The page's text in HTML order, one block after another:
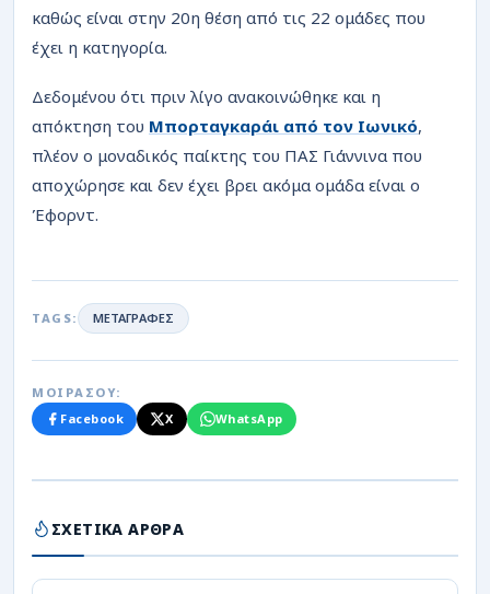
καθώς είναι στην 20η θέση από τις 22 ομάδες που
έχει η κατηγορία.
Δεδομένου ότι πριν λίγο ανακοινώθηκε και η
απόκτηση του Μπορταγκαράι από τον Ιωνικό,
πλέον ο μοναδικός παίκτης του ΠΑΣ Γιάννινα που
αποχώρησε και δεν έχει βρει ακόμα ομάδα είναι ο
Έφορντ.
TAGS: ΜΕΤΑΓΡΑΦΕΣ
ΜΟΙΡΑΣΟΥ:
Facebook
X WhatsApp
ΣΧΕΤΙΚΑ ΑΡΘΡΑ